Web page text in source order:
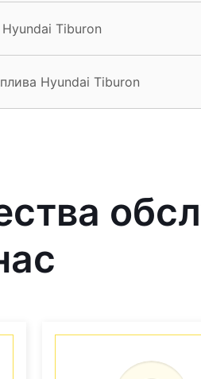
Tiburon
Hyundai Tiburon